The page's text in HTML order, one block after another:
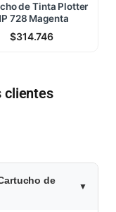
de Tinta Plotter
728 Magenta
$314.746
clientes
de